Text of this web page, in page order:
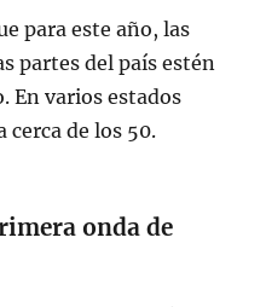
para este año, las
partes del país estén
En varios estados
cerca de los 50.
onda de